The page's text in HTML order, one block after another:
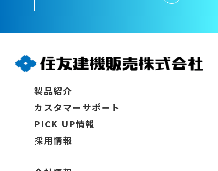
製品紹介
カスタマーサポート
PICK UP情報
採用情報